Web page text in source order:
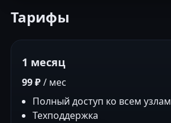
Тарифы
1 месяц
99 ₽/ мес
Полный доступ ко всем узлам
Техподдержка